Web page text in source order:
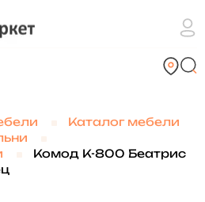
Каталог мебели
Комод К-800 Беатрис